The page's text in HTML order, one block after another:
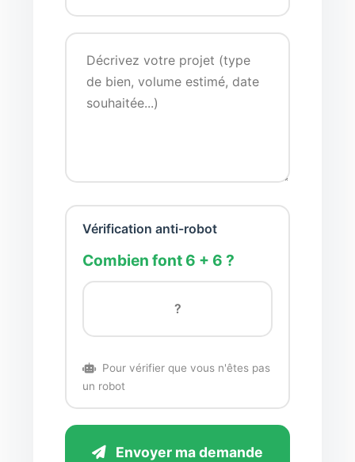
Vérification anti-robot
Combien font 6 + 6 ?
Pour vérifier que vous n'êtes pas
un robot
Envoyer ma demande